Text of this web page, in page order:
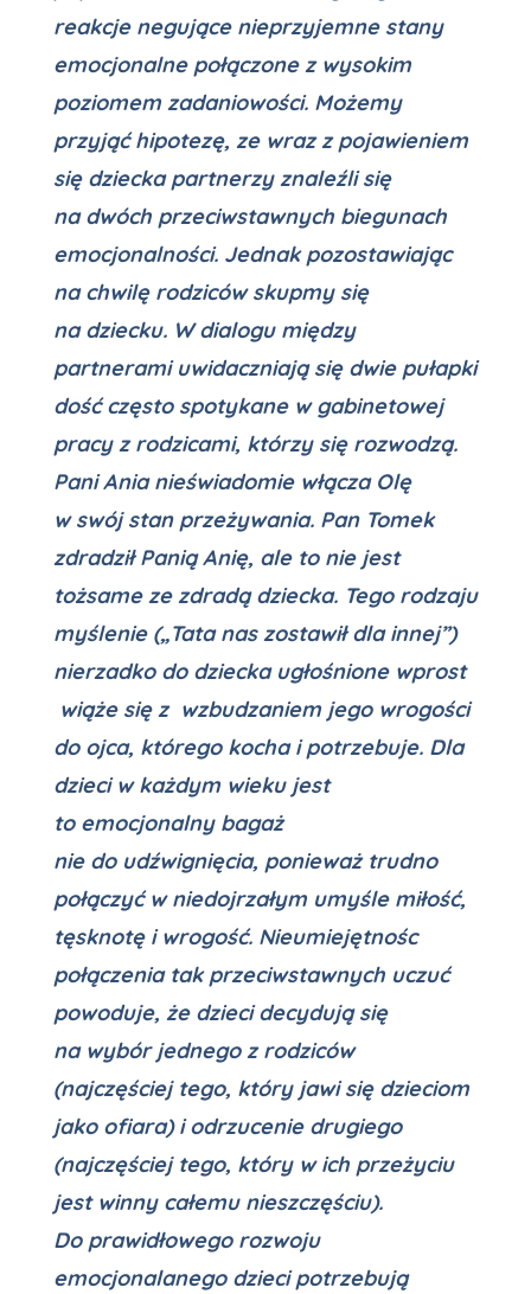
reakcje negujące nieprzyjemne stany
emocjonalne połączone z wysokim
poziomem zadaniowości. Możemy
przyjąć hipotezę, ze wraz z pojawieniem
się dziecka partnerzy znaleźli się
na dwóch przeciwstawnych biegunach
emocjonalności. Jednak pozostawiając
na chwilę rodziców skupmy się
na dziecku. W dialogu między
partnerami uwidaczniają się dwie pułapki
dość często spotykane w gabinetowej
pracy z rodzicami, którzy się rozwodzą.
Pani Ania nieświadomie włącza Olę
w swój stan przeżywania. Pan Tomek
zdradził Panią Anię, ale to nie jest
tożsame ze zdradą dziecka. Tego rodzaju
myślenie („Tata nas zostawił dla innej”)
nierzadko do dziecka ugłośnione wprost
wiąże się z wzbudzaniem jego wrogości
do ojca, którego kocha i potrzebuje. Dla
dzieci w każdym wieku jest
to emocjonalny bagaż
nie do udźwignięcia, ponieważ trudno
połączyć w niedojrzałym umyśle miłość,
tęsknotę i wrogość. Nieumiejętnośc
połączenia tak przeciwstawnych uczuć
powoduje, że dzieci decydują się
na wybór jednego z rodziców
(najczęściej tego, który jawi się dzieciom
jako ofiara) i odrzucenie drugiego
(najczęściej tego, który w ich przeżyciu
jest winny całemu nieszczęściu).
Do prawidłowego rozwoju
emocjonalanego dzieci potrzebują